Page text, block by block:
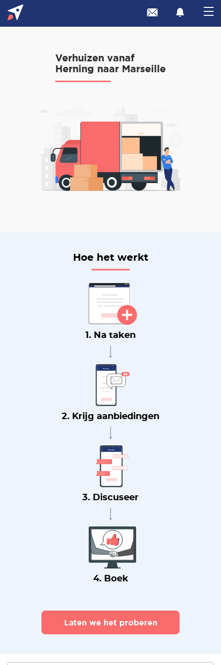
Verhuizen vanaf
Herning naar Marseille
Hoe het werkt
1. Na taken
2. Krijg aanbiedingen
3. Discuseer
4. Boek
Laten we het proberen